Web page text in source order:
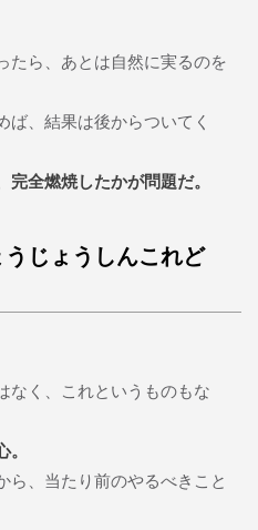
たら、あとは自然に実るのを
ば、結果は後からついてく
全燃焼したかが問題だ。
じょうしんこれど
なく、これというものもな
ら、当たり前のやるべきこと